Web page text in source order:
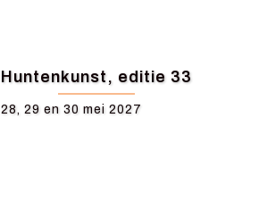
Huntenkunst, editie 33
28, 29 en 30 mei 2027